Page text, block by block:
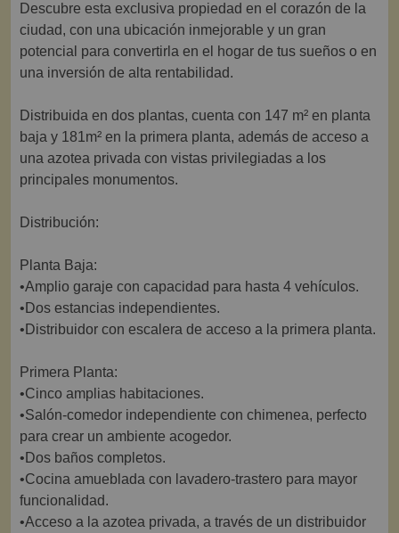
Descubre esta exclusiva propiedad en el corazón de la
ciudad, con una ubicación inmejorable y un gran
potencial para convertirla en el hogar de tus sueños o en
una inversión de alta rentabilidad.
Distribuida en dos plantas, cuenta con 147 m² en planta
baja y 181m² en la primera planta, además de acceso a
una azotea privada con vistas privilegiadas a los
principales monumentos.
Distribución:
Planta Baja:
•Amplio garaje con capacidad para hasta 4 vehículos.
•Dos estancias independientes.
•Distribuidor con escalera de acceso a la primera planta.
Primera Planta:
•Cinco amplias habitaciones.
•Salón-comedor independiente con chimenea, perfecto
para crear un ambiente acogedor.
•Dos baños completos.
•Cocina amueblada con lavadero-trastero para mayor
funcionalidad.
•Acceso a la azotea privada, a través de un distribuidor